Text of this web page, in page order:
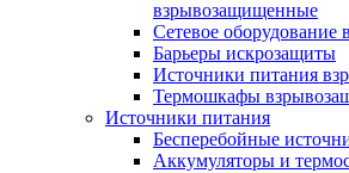
взрывозащищенные
Сетевое
Барьеры искрозащиты
Источники питания
Термошкафы
Источники питания
Бесперебойные
Аккумуляторы и